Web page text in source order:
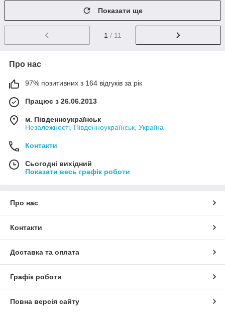
Показати ще
1 / 11
Про нас
97% позитивних з 164 відгуків за рік
Працює з 26.06.2013
м. Південноукраїнськ
Незалежності, Південноукраїнськ, Україна
Контакти
Сьогодні вихідний
Показати весь графік роботи
Про нас
Контакти
Доставка та оплата
Графік роботи
Повна версія сайту